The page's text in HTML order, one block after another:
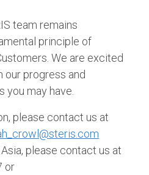
team remains
principle of
We are excited
our progress and
you may have.
please contact us at
please contact us at
or